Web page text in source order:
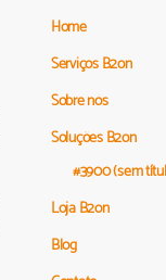
Home
Serviços B2on
Sobre nós
Soluções B2on
#3900 (sem
Loja B2on
Blog